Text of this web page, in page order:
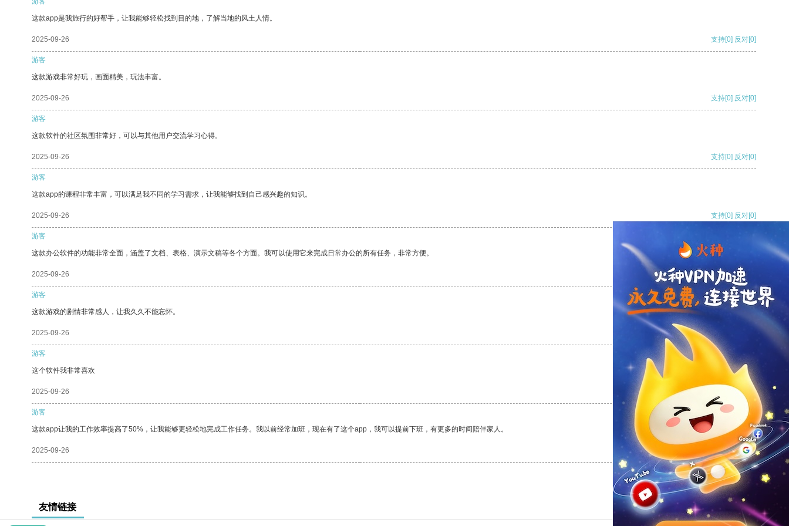
这款app是我旅行的好帮手，让我能够轻松找到目的地，了解当地的风土人情。
2025-09-26 支持[0] 反对[0]
游客
这款游戏非常好玩，画面精美，玩法丰富。
2025-09-26 支持[0] 反对[0]
游客
这款软件的社区氛围非常好，可以与其他用户交流学习心得。
2025-09-26 支持[0] 反对[0]
游客
这款app的课程非常丰富，可以满足我不同的学习需求，让我能够找到自己感兴趣的知识。
2025-09-26 支持[0] 反对[0]
游客
这款办公软件的功能非常全面，涵盖了文档、表格、演示文稿等各个方面。我可以使用它来完成日常办公的所有任务，非常方便。
2025-09-26 支持[0] 反对
游客
这款游戏的剧情非常感人，让我久久不能忘怀。
2025-09-26 支持
游客
这个软件我非常喜欢
2025-09-26 反对 [0]
游客
这款app让我的工作效率提高了50%，让我能够更轻松地完成工作任务。我以前经常加班，现在有了这个app，我可以提前下班，有更多的时间陪伴家人。
2025-09-26 支持[0] 反对[0]
友情链接